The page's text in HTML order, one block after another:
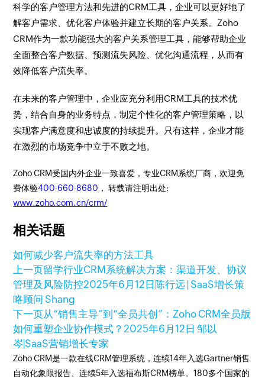
科学的客户管理方法和先进的CRM工具，企业可以更好地了
解客户需求、优化客户体验并建立长期的客户关系。Zoho
CRM作为一款功能强大的客户关系管理工具，能够帮助企业
全面整合客户数据、预测流失风险、优化沟通流程，从而有
效降低客户流失率。
在未来的客户管理中，企业应充分利用CRM工具的技术优
势，结合自身的业务特点，制定个性化的客户管理策略，以
实现客户满意度和忠诚度的持续提升。只有这样，企业才能
在激烈的市场竞争中立于不败之地。
Zoho CRM受国内外企业一致喜爱，专业CRM系统厂商，欢迎免
费体验400-660-8680 ， 转载请注明出处:
www.zoho.com.cn/crm/
相关话题
如何减少客户流失率的方法工具
上一页留学行业CRM系统解决方案：渠道开发、协议
管理及风险防控2025年6月12日 陈行远 | SaaS增长策
略顾问 Shang
下一页从“销售主导”到“全员共创”：Zoho CRM全员版
如何重塑企业协作模式？ 2025年6月12日 邹以
岑|SaaS营销增长专家
Zoho CRM是一款在线CRM管理系统，连续14年入选Gartner销售
自动化象限报告、连续5年入选福布斯CRM榜单。180多个国家的